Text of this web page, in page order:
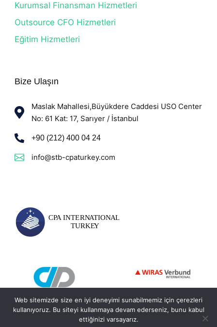
Kurumsal Finansman Hizmetleri
Outsource CFO Hizmetleri
Eğitim Hizmetleri
Bize Ulaşın
Maslak Mahallesi,Büyükdere Caddesi USO Center
No: 61 Kat: 17, Sarıyer / İstanbul
+90 (212) 400 04 24
info@stb-cpaturkey.com
Web sitemizde size en iyi deneyimi sunabilmemiz için çerezleri
kullanıyoruz. Bu siteyi kullanmaya devam ederseniz, bunu kabul
ettiğinizi varsayarız.